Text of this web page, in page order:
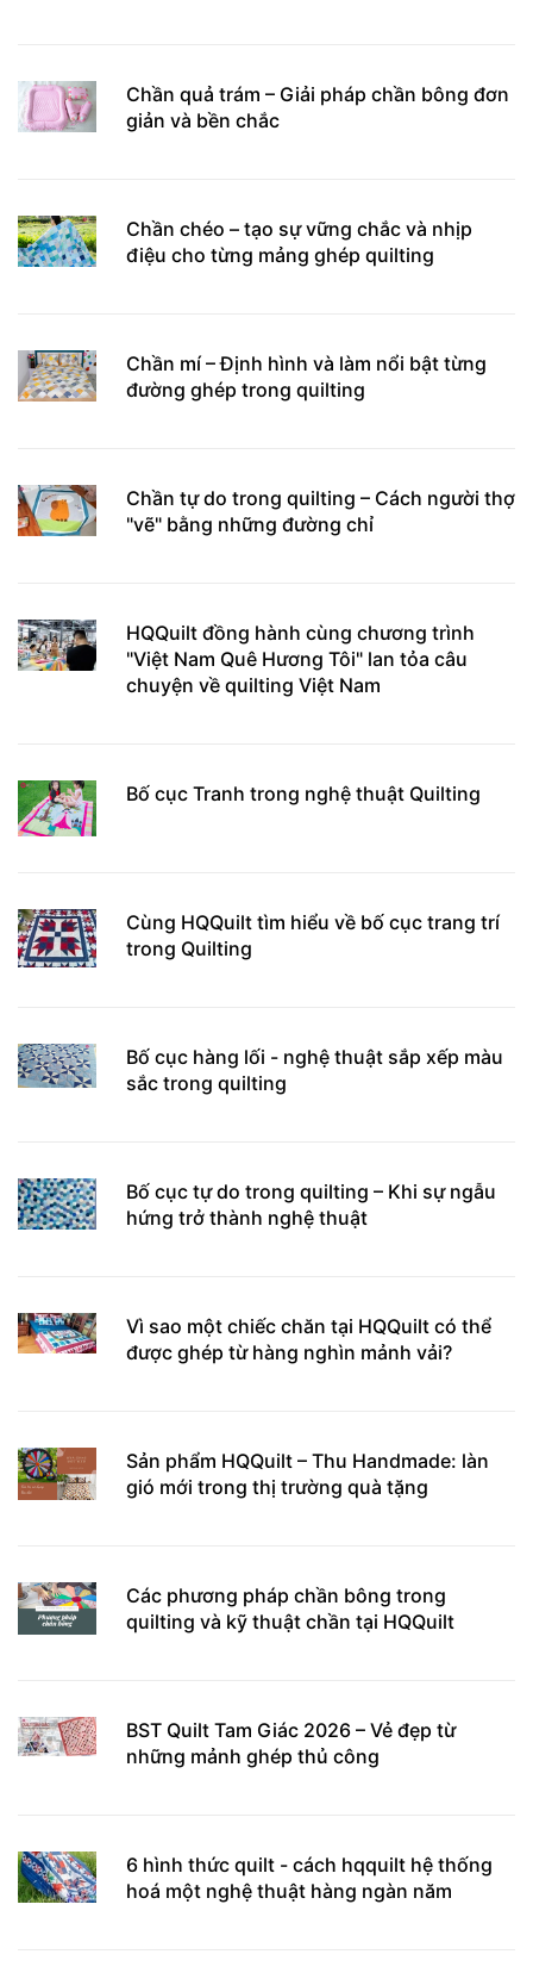
Chần quả trám – Giải pháp chần bông đơn
giản và bền chắc
Chần chéo – tạo sự vững chắc và nhịp
điệu cho từng mảng ghép quilting
Chần mí – Định hình và làm nổi bật từng
đường ghép trong quilting
Chần tự do trong quilting – Cách người thợ
"vẽ" bằng những đường chỉ
HQQuilt đồng hành cùng chương trình
"Việt Nam Quê Hương Tôi" lan tỏa câu
chuyện về quilting Việt Nam
Bố cục Tranh trong nghệ thuật Quilting
Cùng HQQuilt tìm hiểu về bố cục trang trí
trong Quilting
Bố cục hàng lối - nghệ thuật sắp xếp màu
sắc trong quilting
Bố cục tự do trong quilting – Khi sự ngẫu
hứng trở thành nghệ thuật
Vì sao một chiếc chăn tại HQQuilt có thể
được ghép từ hàng nghìn mảnh vải?
Sản phẩm HQQuilt – Thu Handmade: làn
gió mới trong thị trường quà tặng
Các phương pháp chần bông trong
quilting và kỹ thuật chần tại HQQuilt
BST Quilt Tam Giác 2026 – Vẻ đẹp từ
những mảnh ghép thủ công
6 hình thức quilt - cách hqquilt hệ thống
hoá một nghệ thuật hàng ngàn năm